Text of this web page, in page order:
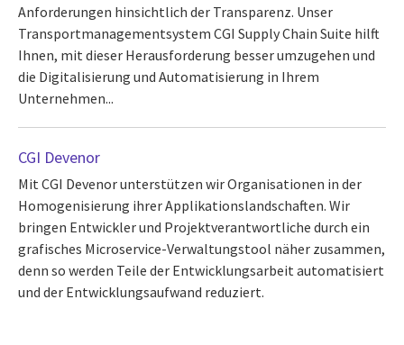
Anforderungen hinsichtlich der Transparenz. Unser
Transportmanagementsystem CGI Supply Chain Suite hilft
Ihnen, mit dieser Herausforderung besser umzugehen und
die Digitalisierung und Automatisierung in Ihrem
Unternehmen...
CGI Devenor
Mit CGI Devenor unterstützen wir Organisationen in der
Homogenisierung ihrer Applikationslandschaften. Wir
bringen Entwickler und Projektverantwortliche durch ein
grafisches Microservice-Verwaltungstool näher zusammen,
denn so werden Teile der Entwicklungsarbeit automatisiert
und der Entwicklungsaufwand reduziert.